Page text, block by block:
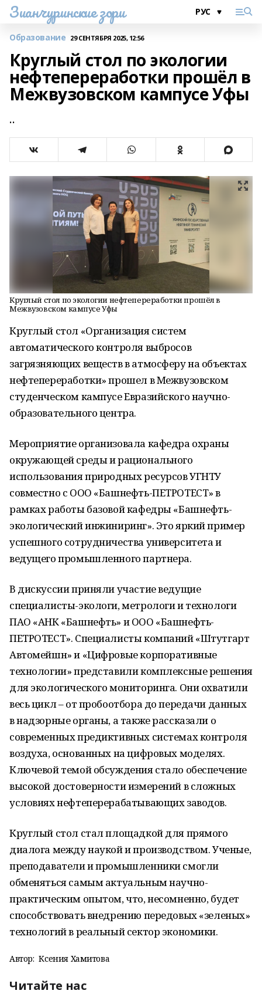
Зианчуринские зори
Образование 29 СЕНТЯБРЯ 2025, 12:56
Круглый стол по экологии
нефтепереработки прошёл в
Межвузовском кампусе Уфы
..
Круглый стол по экологии нефтепереработки прошёл в
Межвузовском кампусе Уфы
Круглый стол «Организация систем
автоматического контроля выбросов
загрязняющих веществ в атмосферу на объектах
нефтепереработки» прошел в Межвузовском
студенческом кампусе Евразийского научно-
образовательного центра.
Мероприятие организовала кафедра охраны
окружающей среды и рационального
использования природных ресурсов УГНТУ
совместно с ООО «Башнефть-ПЕТРОТЕСТ» в
рамках работы базовой кафедры «Башнефть-
экологический инжиниринг». Это яркий пример
успешного сотрудничества университета и
ведущего промышленного партнера.
В дискуссии приняли участие ведущие
специалисты-экологи, метрологи и технологи
ПАО «АНК «Башнефть» и ООО «Башнефть-
ПЕТРОТЕСТ». Специалисты компаний «Штутгарт
Автомейшн» и «Цифровые корпоративные
технологии» представили комплексные решения
для экологического мониторинга. Они охватили
весь цикл – от пробоотбора до передачи данных
в надзорные органы, а также рассказали о
современных предиктивных системах контроля
воздуха, основанных на цифровых моделях.
Ключевой темой обсуждения стало обеспечение
высокой достоверности измерений в сложных
условиях нефтеперерабатывающих заводов.
Круглый стол стал площадкой для прямого
диалога между наукой и производством. Ученые,
преподаватели и промышленники смогли
обменяться самым актуальным научно-
практическим опытом, что, несомненно, будет
способствовать внедрению передовых «зеленых»
технологий в реальный сектор экономики.
Автор: Ксения Хамитова
Читайте нас